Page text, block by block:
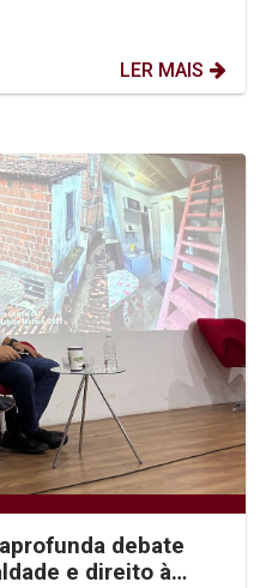
LER MAIS
debate
e direito à